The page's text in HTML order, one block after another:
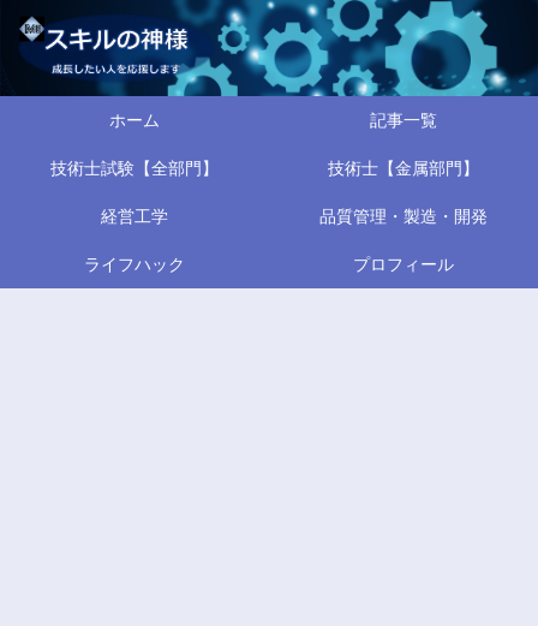
ホーム 記事一覧
技術士試験【全部門】 技術士【金属部門】
経営工学 品質管理・製造・開発
ライフハック プロフィール